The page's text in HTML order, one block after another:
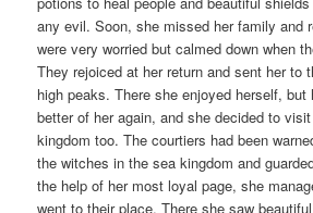
any evil. Soon, she missed her family and
were very worried but calmed down when
They rejoiced at her return and sent her to
high peaks. There she enjoyed herself,
better of her again, and she decided to
kingdom too. The courtiers had been
the witches in the sea kingdom and
the help of her most loyal page, she
went to their place. There she saw